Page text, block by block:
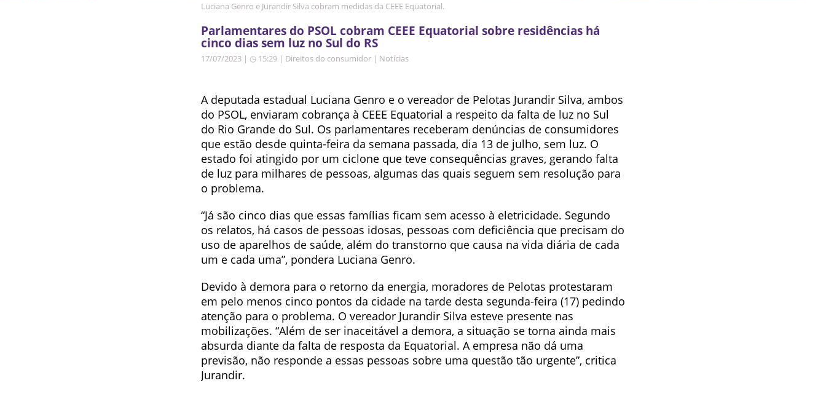
Luciana Genro e Jurandir Silva cobram medidas da CEEE Equatorial.
Parlamentares do PSOL cobram CEEE Equatorial sobre residências há
cinco dias sem luz no Sul do RS
17/07/2023 | ◷ 15:29 | Direitos do consumidor | Notícias
A deputada estadual Luciana Genro e o vereador de Pelotas Jurandir Silva, ambos
do PSOL, enviaram cobrança à CEEE Equatorial a respeito da falta de luz no Sul
do Rio Grande do Sul. Os parlamentares receberam denúncias de consumidores
que estão desde quinta-feira da semana passada, dia 13 de julho, sem luz. O
estado foi atingido por um ciclone que teve consequências graves, gerando falta
de luz para milhares de pessoas, algumas das quais seguem sem resolução para
o problema.
“Já são cinco dias que essas famílias ficam sem acesso à eletricidade. Segundo
os relatos, há casos de pessoas idosas, pessoas com deficiência que precisam do
uso de aparelhos de saúde, além do transtorno que causa na vida diária de cada
um e cada uma”, pondera Luciana Genro.
Devido à demora para o retorno da energia, moradores de Pelotas protestaram
em pelo menos cinco pontos da cidade na tarde desta segunda-feira (17) pedindo
atenção para o problema. O vereador Jurandir Silva esteve presente nas
mobilizações. “Além de ser inaceitável a demora, a situação se torna ainda mais
absurda diante da falta de resposta da Equatorial. A empresa não dá uma
previsão, não responde a essas pessoas sobre uma questão tão urgente”, critica
Jurandir.